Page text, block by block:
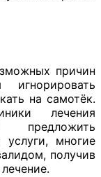
причин
на самотёк.
лечения
предложить
многие
получив